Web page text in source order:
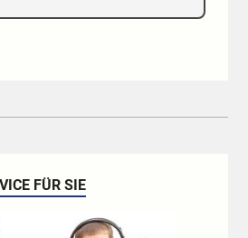
FÜR SIE